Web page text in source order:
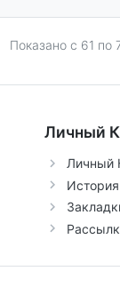
Показано с 61 по
Личный
Личный